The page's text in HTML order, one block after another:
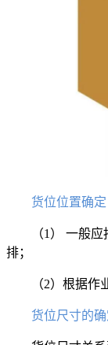
货位位置确定
（1） 一般
排；
（2）根据作
货位尺寸的确